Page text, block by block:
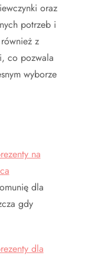
oraz
potrzeb i
z
co pozwala
wyborze
na
dla
gdy
dla